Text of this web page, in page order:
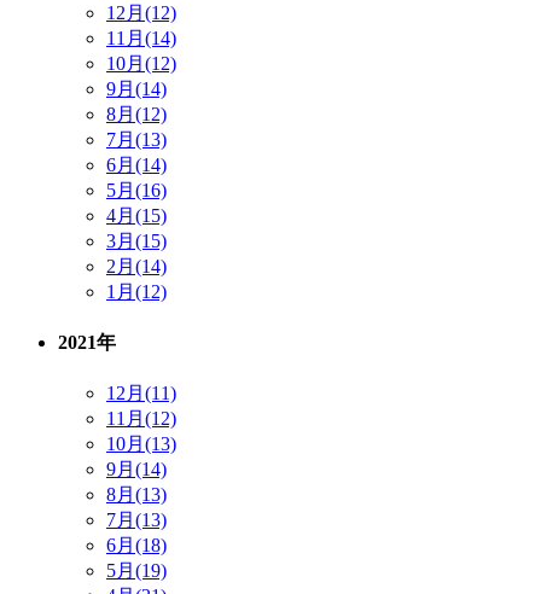
12月(12)
11月(14)
10月(12)
9月(14)
8月(12)
7月(13)
6月(14)
5月(16)
4月(15)
3月(15)
2月(14)
1月(12)
2021年
12月(11)
11月(12)
10月(13)
9月(14)
8月(13)
7月(13)
6月(18)
5月(19)